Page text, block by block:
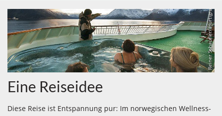
Reiner Schaufler/ Hurtigruten
Eine Reiseidee
Diese Reise ist Entspannung pur: Im norwegischen Wellness-